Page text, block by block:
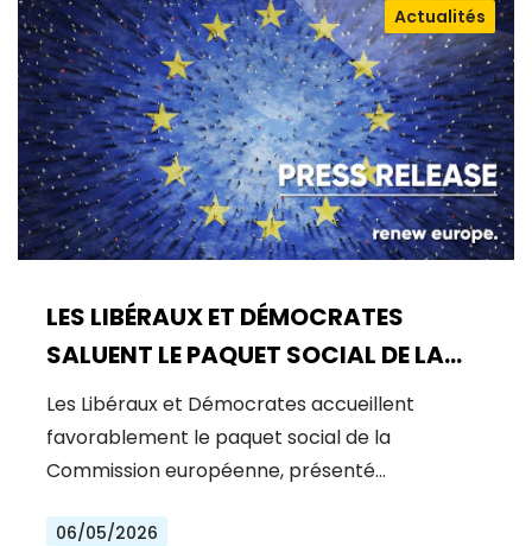
LES LIBÉRAUX ET DÉMOCRATES
SALUENT LE PAQUET SOCIAL DE LA
COMMISSION : UNE AVANCÉE
MAJEURE POUR UNE UE PLUS JUSTE ET
INCLUSIVE
Actualités
Les Libéraux et Démocrates accueillent
favorablement le paquet social de la
Commission européenne, présenté…
06/05/2026